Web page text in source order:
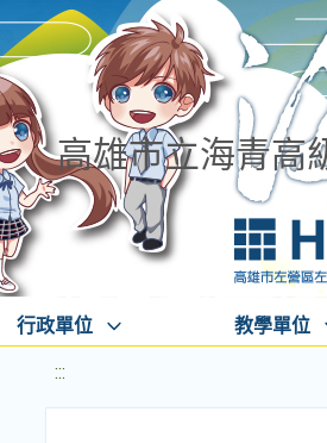
高雄市立海青高
行政單位 教學單位
:::